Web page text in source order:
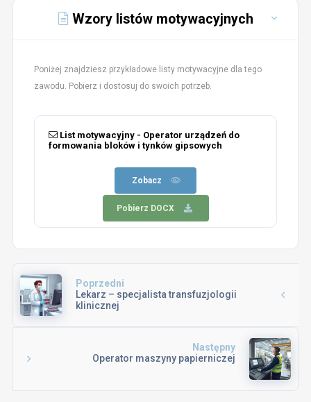
Wzory listów motywacyjnych
Poniżej znajdziesz przykładowe listy motywacyjne dla tego
zawodu. Pobierz i dostosuj do swoich potrzeb.
List motywacyjny - Operator urządzeń do
formowania bloków i tynków gipsowych
Zobacz
Pobierz DOCX
Poprzedni
Lekarz – specjalista transfuzjologii
klinicznej
Następny
Operator maszyny papierniczej